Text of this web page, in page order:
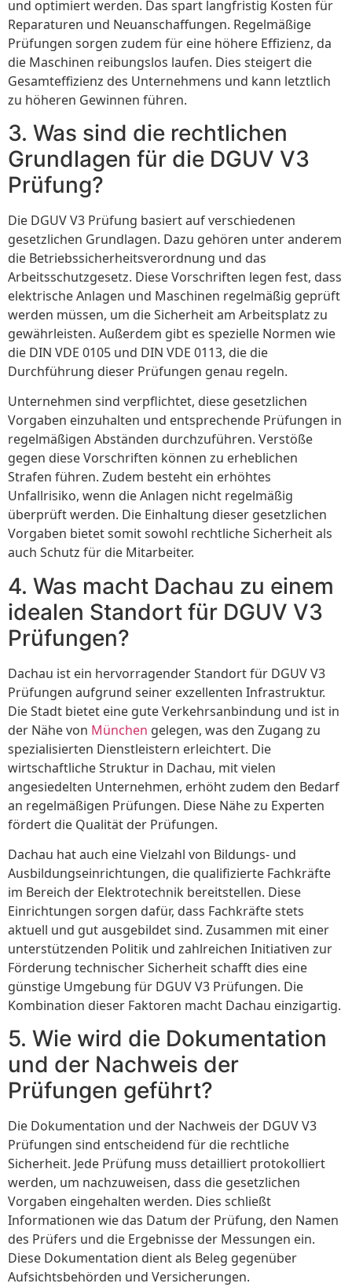
und optimiert werden. Das spart langfristig Kosten für
Reparaturen und Neuanschaffungen. Regelmäßige
Prüfungen sorgen zudem für eine höhere Effizienz, da
die Maschinen reibungslos laufen. Dies steigert die
Gesamteffizienz des Unternehmens und kann letztlich
zu höheren Gewinnen führen.
3. Was sind die rechtlichen
Grundlagen für die DGUV V3
Prüfung?
Die DGUV V3 Prüfung basiert auf verschiedenen
gesetzlichen Grundlagen. Dazu gehören unter anderem
die Betriebssicherheitsverordnung und das
Arbeitsschutzgesetz. Diese Vorschriften legen fest, dass
elektrische Anlagen und Maschinen regelmäßig geprüft
werden müssen, um die Sicherheit am Arbeitsplatz zu
gewährleisten. Außerdem gibt es spezielle Normen wie
die DIN VDE 0105 und DIN VDE 0113, die die
Durchführung dieser Prüfungen genau regeln.
Unternehmen sind verpflichtet, diese gesetzlichen
Vorgaben einzuhalten und entsprechende Prüfungen in
regelmäßigen Abständen durchzuführen. Verstöße
gegen diese Vorschriften können zu erheblichen
Strafen führen. Zudem besteht ein erhöhtes
Unfallrisiko, wenn die Anlagen nicht regelmäßig
überprüft werden. Die Einhaltung dieser gesetzlichen
Vorgaben bietet somit sowohl rechtliche Sicherheit als
auch Schutz für die Mitarbeiter.
4. Was macht Dachau zu einem
idealen Standort für DGUV V3
Prüfungen?
Dachau ist ein hervorragender Standort für DGUV V3
Prüfungen aufgrund seiner exzellenten Infrastruktur.
Die Stadt bietet eine gute Verkehrsanbindung und ist in
der Nähe von München gelegen, was den Zugang zu
spezialisierten Dienstleistern erleichtert. Die
wirtschaftliche Struktur in Dachau, mit vielen
angesiedelten Unternehmen, erhöht zudem den Bedarf
an regelmäßigen Prüfungen. Diese Nähe zu Experten
fördert die Qualität der Prüfungen.
Dachau hat auch eine Vielzahl von Bildungs- und
Ausbildungseinrichtungen, die qualifizierte Fachkräfte
im Bereich der Elektrotechnik bereitstellen. Diese
Einrichtungen sorgen dafür, dass Fachkräfte stets
aktuell und gut ausgebildet sind. Zusammen mit einer
unterstützenden Politik und zahlreichen Initiativen zur
Förderung technischer Sicherheit schafft dies eine
günstige Umgebung für DGUV V3 Prüfungen. Die
Kombination dieser Faktoren macht Dachau einzigartig.
5. Wie wird die Dokumentation
und der Nachweis der
Prüfungen geführt?
Die Dokumentation und der Nachweis der DGUV V3
Prüfungen sind entscheidend für die rechtliche
Sicherheit. Jede Prüfung muss detailliert protokolliert
werden, um nachzuweisen, dass die gesetzlichen
Vorgaben eingehalten werden. Dies schließt
Informationen wie das Datum der Prüfung, den Namen
des Prüfers und die Ergebnisse der Messungen ein.
Diese Dokumentation dient als Beleg gegenüber
Aufsichtsbehörden und Versicherungen.